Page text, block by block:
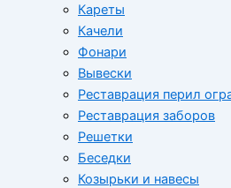
Кареты
Качели
Фонари
Вывески
Реставрация перил
Реставрация заборов
Решетки
Беседки
Козырьки и навесы